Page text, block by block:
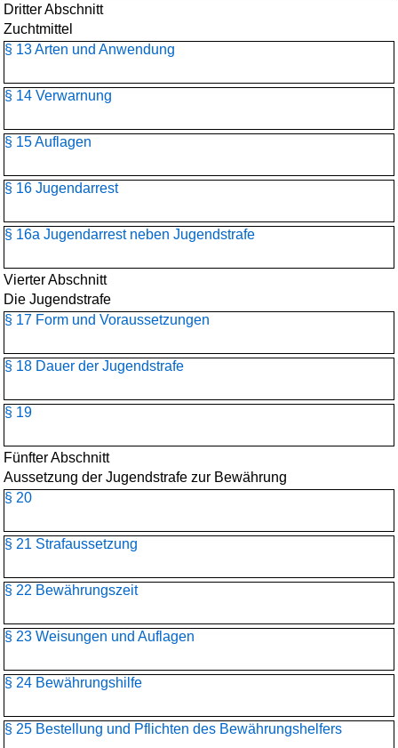
Dritter Abschnitt
Zuchtmittel
§ 13 Arten und Anwendung
§ 14 Verwarnung
§ 15 Auflagen
§ 16 Jugendarrest
§ 16a Jugendarrest neben Jugendstrafe
Vierter Abschnitt
Die Jugendstrafe
§ 17 Form und Voraussetzungen
§ 18 Dauer der Jugendstrafe
§ 19
Fünfter Abschnitt
Aussetzung der Jugendstrafe zur Bewährung
§ 20
§ 21 Strafaussetzung
§ 22 Bewährungszeit
§ 23 Weisungen und Auflagen
§ 24 Bewährungshilfe
§ 25 Bestellung und Pflichten des Bewährungshelfers